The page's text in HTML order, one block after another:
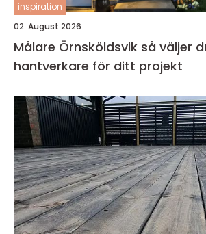
inspiration
02. August 2026
Målare Örnsköldsvik så väljer du rätt
hantverkare för ditt projekt